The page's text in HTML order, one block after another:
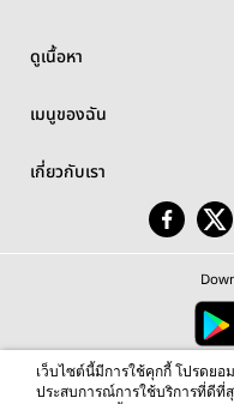
ดูเนื้อหา
เมนูของฉัน
เกี่ยวกับเรา
© 2026 readAwrite.com by
This site is protected by reCAPTCHA
เว็บไซต์นี้มีการใช้คุกกี้ โปรดยอ
ประสบการณ์การใช้บริการที่ดีที่